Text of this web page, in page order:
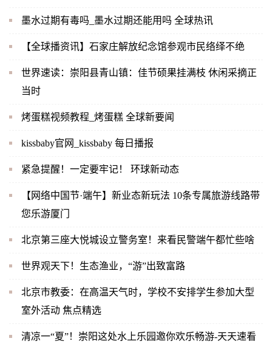
墨水过期有毒吗_墨水过期还能用吗 全球热讯
【全球播资讯】石家庄解放纪念馆参观市民络绎不绝
世界速读：崇阳县青山镇：佳节硕果挂满枝 休闲采摘正
当时
烤蛋糕视频教程_烤蛋糕 全球新要闻
kissbaby官网_kissbaby 每日播报
紧急提醒！一定要牢记！ 环球新动态
【网络中国节·端午】新业态新玩法 10条专属旅游线路带
您乐游厦门
北京第三座大悦城设立警务室！来看民警端午都忙些啥
世界观天下！生态渔业，“游”出致富路
北京市教委：在高温天气时，学校不安排学生参加大型
室外活动 焦点精选
清凉一“夏”！崇阳这处水上乐园邀你欢乐畅游-天天速看